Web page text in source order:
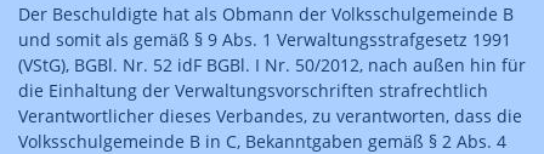
Der Beschuldigte hat als Obmann der Volksschulgemeinde B
und somit als gemäß § 9 Abs. 1 Verwaltungsstrafgesetz 1991
(VStG), BGBl. Nr. 52 idF BGBl. I Nr. 50/2012, nach außen hin für
die Einhaltung der Verwaltungsvorschriften strafrechtlich
Verantwortlicher dieses Verbandes, zu verantworten, dass die
Volksschulgemeinde B in C, Bekanntgaben gemäß § 2 Abs. 4